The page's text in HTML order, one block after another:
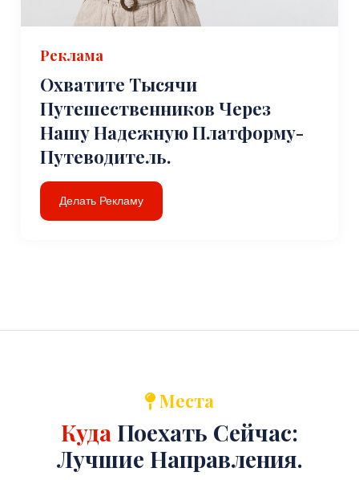
Реклама
Охватите Тысячи
Путешественников Через
Нашу Надежную Платформу-
Путеводитель.
Делать Рекламу
Места
Куда Поехать Сейчас:
Лучшие Направления.